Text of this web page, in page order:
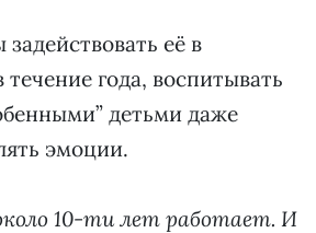
её в
года, воспитывать
детьми даже
эмоции.
10-ти лет работает. И